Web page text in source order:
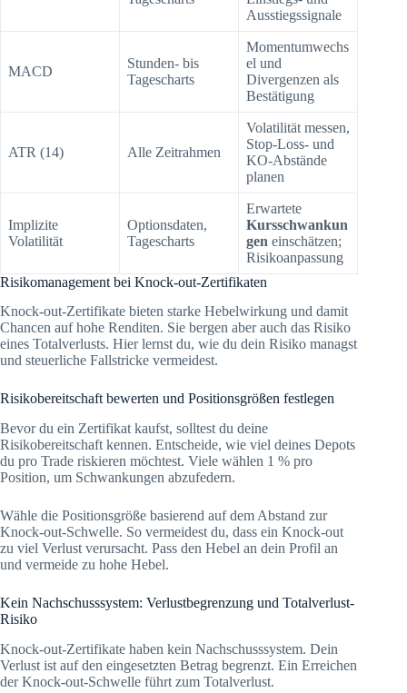
Ausstiegssignale
MACD
Stunden- bis
Tagescharts
Momentumwechs
el und
Divergenzen als
Bestätigung
ATR (14) Alle Zeitrahmen
Volatilität messen,
Stop-Loss- und
KO-Abstände
planen
Implizite
Volatilität
Optionsdaten,
Tagescharts
Erwartete
Kursschwankun
gen einschätzen;
Risikoanpassung
Risikomanagement bei Knock-out-Zertifikaten
Knock-out-Zertifikate bieten starke Hebelwirkung und damit
Chancen auf hohe Renditen. Sie bergen aber auch das Risiko
eines Totalverlusts. Hier lernst du, wie du dein Risiko managst
und steuerliche Fallstricke vermeidest.
Risikobereitschaft bewerten und Positionsgrößen festlegen
Bevor du ein Zertifikat kaufst, solltest du deine
Risikobereitschaft kennen. Entscheide, wie viel deines Depots
du pro Trade riskieren möchtest. Viele wählen 1 % pro
Position, um Schwankungen abzufedern.
Wähle die Positionsgröße basierend auf dem Abstand zur
Knock-out-Schwelle. So vermeidest du, dass ein Knock-out
zu viel Verlust verursacht. Pass den Hebel an dein Profil an
und vermeide zu hohe Hebel.
Kein Nachschusssystem: Verlustbegrenzung und Totalverlust-
Risiko
Knock-out-Zertifikate haben kein Nachschusssystem. Dein
Verlust ist auf den eingesetzten Betrag begrenzt. Ein Erreichen
der Knock-out-Schwelle führt zum Totalverlust.